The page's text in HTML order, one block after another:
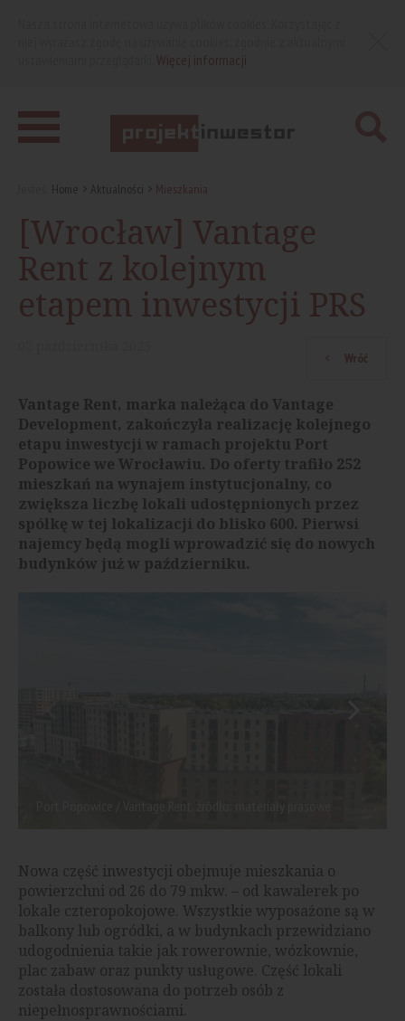
Home Aktualności Mieszkania
[Wrocław] Vantage
Rent z kolejnym
etapem inwestycji PRS
Wróć
Vantage Rent, marka należąca do Vantage
Development, zakończyła realizację kolejnego
etapu inwestycji w ramach projektu Port
Popowice we Wrocławiu. Do oferty trafiło 252
mieszkań na wynajem instytucjonalny, co
zwiększa liczbę lokali udostępnionych przez
spółkę w tej lokalizacji do blisko 600. Pierwsi
najemcy będą mogli wprowadzić się do nowych
budynków już w październiku.
Nowa część inwestycji obejmuje mieszkania o
powierzchni od 26 do 79 mkw. – od kawalerek po
lokale czteropokojowe. Wszystkie wyposażone są w
balkony lub ogródki, a w budynkach przewidziano
udogodnienia takie jak rowerownie, wózkownie,
plac zabaw oraz punkty usługowe. Część lokali
została dostosowana do potrzeb osób z
niepełnosprawnościami.